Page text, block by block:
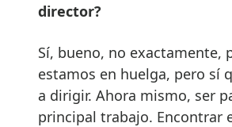
director?
Sí, bueno, no exactamente,
estamos en huelga, pero sí
a dirigir. Ahora mismo, ser
principal trabajo. Encontrar